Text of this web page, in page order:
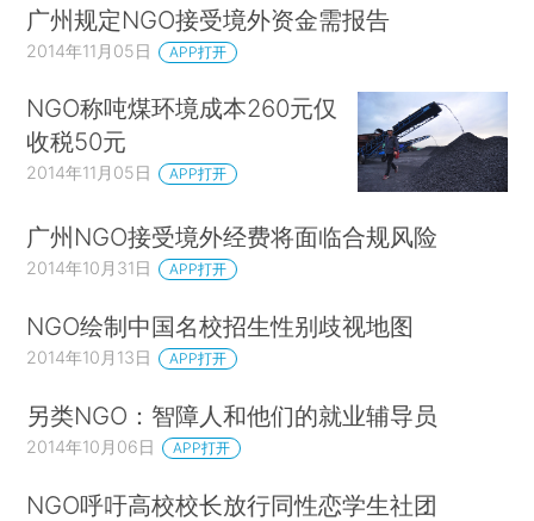
广州规定NGO接受境外资金需报告
2014年11月05日 APP打开
NGO称吨煤环境成本260元仅
收税50元
2014年11月05日 APP打开
广州NGO接受境外经费将面临合规风险
2014年10月31日 APP打开
NGO绘制中国名校招生性别歧视地图
2014年10月13日 APP打开
另类NGO：智障人和他们的就业辅导员
2014年10月06日 APP打开
NGO呼吁高校校长放行同性恋学生社团